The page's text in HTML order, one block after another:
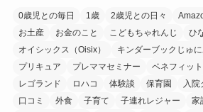
0歳児との毎日 1歳 2歳児との日々
お土産
お金のこと こどもちゃれんじ ひ
オイシックス（Oisix）
キンダーブックじゅ
プリキュア
プレママセミナー ベネフィット
レゴランド
ロハコ 体験談 保育園 入院
口コミ
外食 子育て 子連れレジャー
家